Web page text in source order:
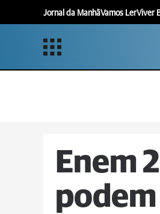
Jornal da ManhãVamos LerViver
Enem